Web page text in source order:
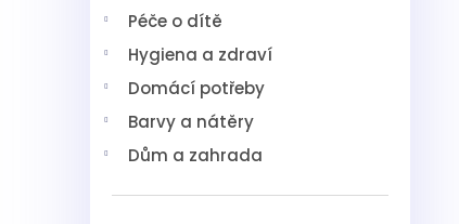
Péče o dítě
Hygiena a zdraví
Domácí potřeby
Barvy a nátěry
Dům a zahrada